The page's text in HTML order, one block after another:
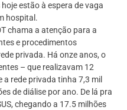
estão à espera de vaga
hospital.
chama a atenção para a
e procedimentos
privada. Há onze anos, o
– que realizavam 12
rede privada tinha 7,3 mil
de diálise por ano. De lá pra
chegando a 17.5 milhões